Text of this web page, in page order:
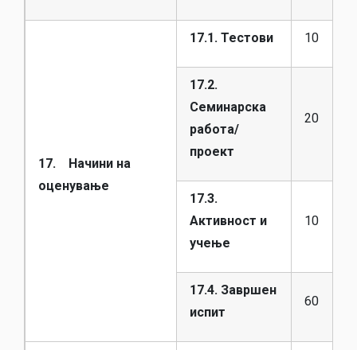
17. Начини на
оценување
17.1. Тестови 10
17.2.
Семинарска
работа/
проект
20
17.3.
Активност и
учење
10
17.4. Завршен
испит
60